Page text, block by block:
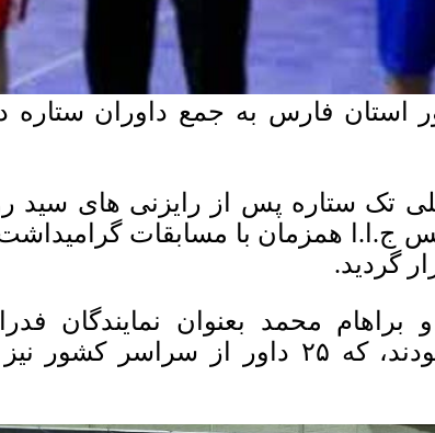
استان فارس به جمع داوران ستاره
تک ستاره پس از رایزنی های سید
ج.ا.ا همزمان با مسابقات
گردید.
محمد بعنوان نمایندگان
مدرسان این دوره بودند، که ۲۵ داور از